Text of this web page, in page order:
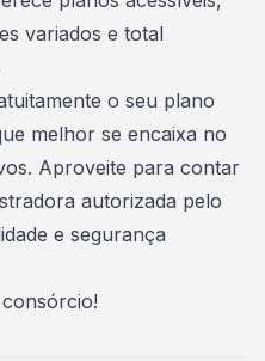
variados e total
o seu plano
melhor se encaixa no
Aproveite para contar
autorizada pelo
e segurança